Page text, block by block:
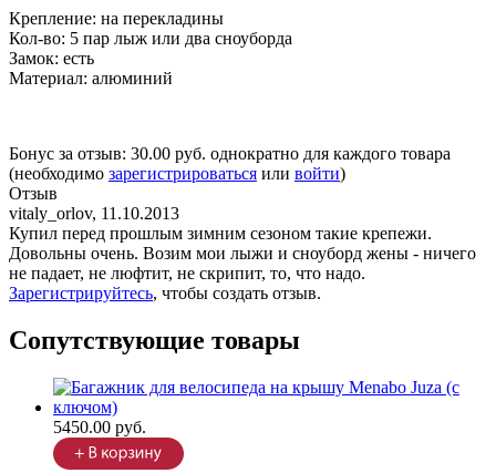
Крепление: на перекладины
Кол-во: 5 пар лыж или два сноуборда
Замок: есть
Материал: алюминий
Бонус за отзыв: 30.00 руб. однократно для каждого товара
(необходимо зарегистрироваться или войти)
Отзыв
vitaly_orlov, 11.10.2013
Купил перед прошлым зимним сезоном такие крепежи.
Довольны очень. Возим мои лыжи и сноуборд жены - ничего
не падает, не люфтит, не скрипит, то, что надо.
Зарегистрируйтесь, чтобы создать отзыв.
Сопутствующие товары
5450.00 руб.